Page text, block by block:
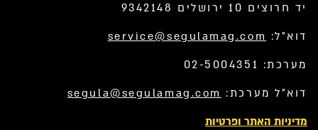
יד חרוצים 10 ירושלים 9342148
דוא”ל: service@segulamag.com
מערכת: 02-5004351
דוא”ל מערכת: segula@segulamag.com
מדיניות האתר ופרטיות